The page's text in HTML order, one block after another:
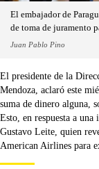
El embajador de
de toma de juramento
Juan Pablo Pino
El presidente de la
Mendoza, aclaró este
suma de dinero alguna,
Esto, en respuesta a
Gustavo Leite, quien
American Airlines para